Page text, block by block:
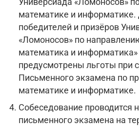
математике и информатике.
победителей и призёров
«Ломоносов» по
математика и информатика»
предусмотрены льготы при
Письменного экзамена по
математике и информатике.
Собеседование проводится
письменного экзамена на